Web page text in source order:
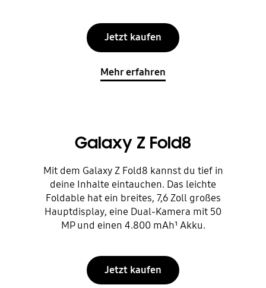
Jetzt kaufen
Mehr erfahren
Galaxy Z Fold8
Mit dem Galaxy Z Fold8 kannst du tief in
deine Inhalte eintauchen. Das leichte
Foldable hat ein breites, 7,6 Zoll großes
Hauptdisplay, eine Dual-Kamera mit 50
MP und einen 4.800 mAh¹ Akku.
Jetzt kaufen